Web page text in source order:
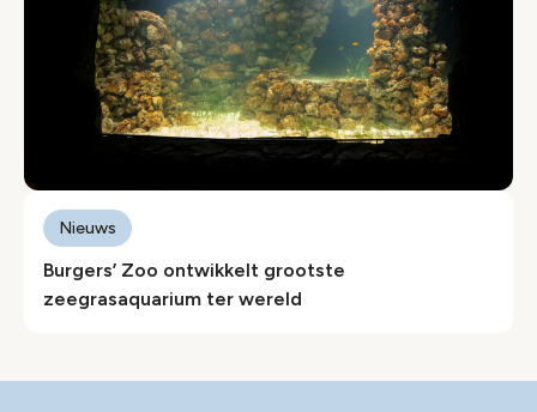
Burgers’ Zoo ontwikkelt grootste
zeegrasaquarium ter wereld
Nieuws